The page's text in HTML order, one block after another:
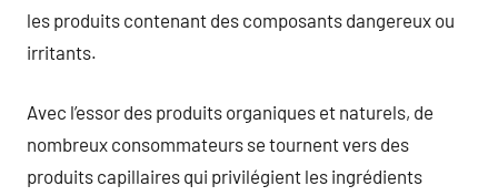
les produits contenant des composants dangereux ou
irritants.
Avec l’essor des produits organiques et naturels, de
nombreux consommateurs se tournent vers des
produits capillaires qui privilégient les ingrédients